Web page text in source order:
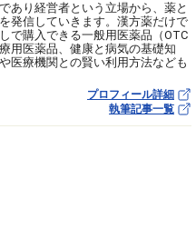
あり経営者という立場から、薬と
発信していきます。漢方薬だけで
で購入できる一般用医薬品（OTC
用医薬品、健康と病気の基礎知
医療機関との賢い利用方法なども
プロフィール詳細
執筆記事一覧